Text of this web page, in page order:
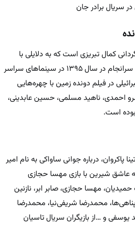
سریال برادر جان
کمال تبریزی است که به دلایلی با
توقیف ۶ ساله مواجه شد و سرانجام در سال ۱۳۹۵ در سینماهای سراسر
در فیلم دونده زمین با چهره‌هایی
احمدی، ناهید مسلمی، حسین عابدینی،
است.
پاکروان، درباره جوانی ساواکی به نام امیر
عاشق شیرین با بازی مهسا حجازی
مهسا حجازی، صابر ابر، نازنین
پناهی‌ها، محمدرضا شریفی‌نیا، محمدرضا
و …از بازیگران سریال تاسیان